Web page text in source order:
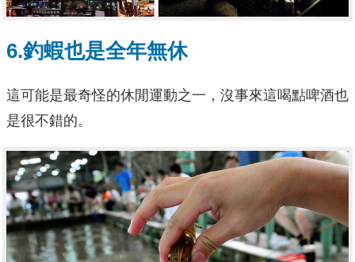
6.釣蝦也是全年無休
這可能是最奇怪的休閒運動之一，沒事來這喝點啤酒也
是很不錯的。